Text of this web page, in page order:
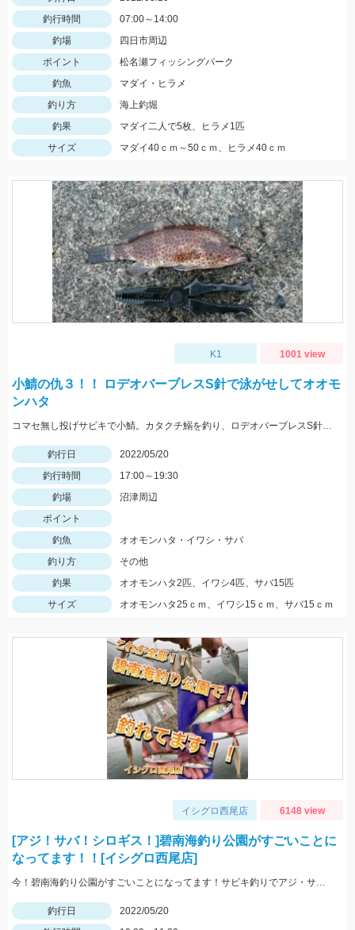
釣行時間
07:00～14:00
釣場
四日市周辺
ポイント
松名瀬フィッシングパーク
釣魚
マダイ・ヒラメ
釣り方
海上釣堀
釣果
マダイ二人で5枚、ヒラメ1匹
サイズ
マダイ40ｃｍ～50ｃｍ、ヒラメ40ｃｍ
K1 1001 view
小鯖の仇３！！ ロデオバーブレスS針で泳がせしてオオモ
ンハタ
コマセ無し投げサビキで小鯖。カタクチ鰯を釣り、ロデオバーブレスS針で泳がせしてオオモンハタ２匹ゲット。
釣行日
2022/05/20
釣行時間
17:00～19:30
釣場
沼津周辺
ポイント
釣魚
オオモンハタ・イワシ・サバ
釣り方
その他
釣果
オオモンハタ2匹、イワシ4匹、サバ15匹
サイズ
オオモンハタ25ｃｍ、イワシ15ｃｍ、サバ15ｃｍ
イシグロ西尾店 6148 view
[アジ！サバ！シロギス！]碧南海釣り公園がすごいことに
なってます！！[イシグロ西尾店]
今！碧南海釣り公園がすごいことになってます！サビキ釣りでアジ・サバ・イワシ！ちょい投げでは20ｃｍ越えのシロギス・ハゼ・ゼンメが爆釣中！！
釣行日
2022/05/20